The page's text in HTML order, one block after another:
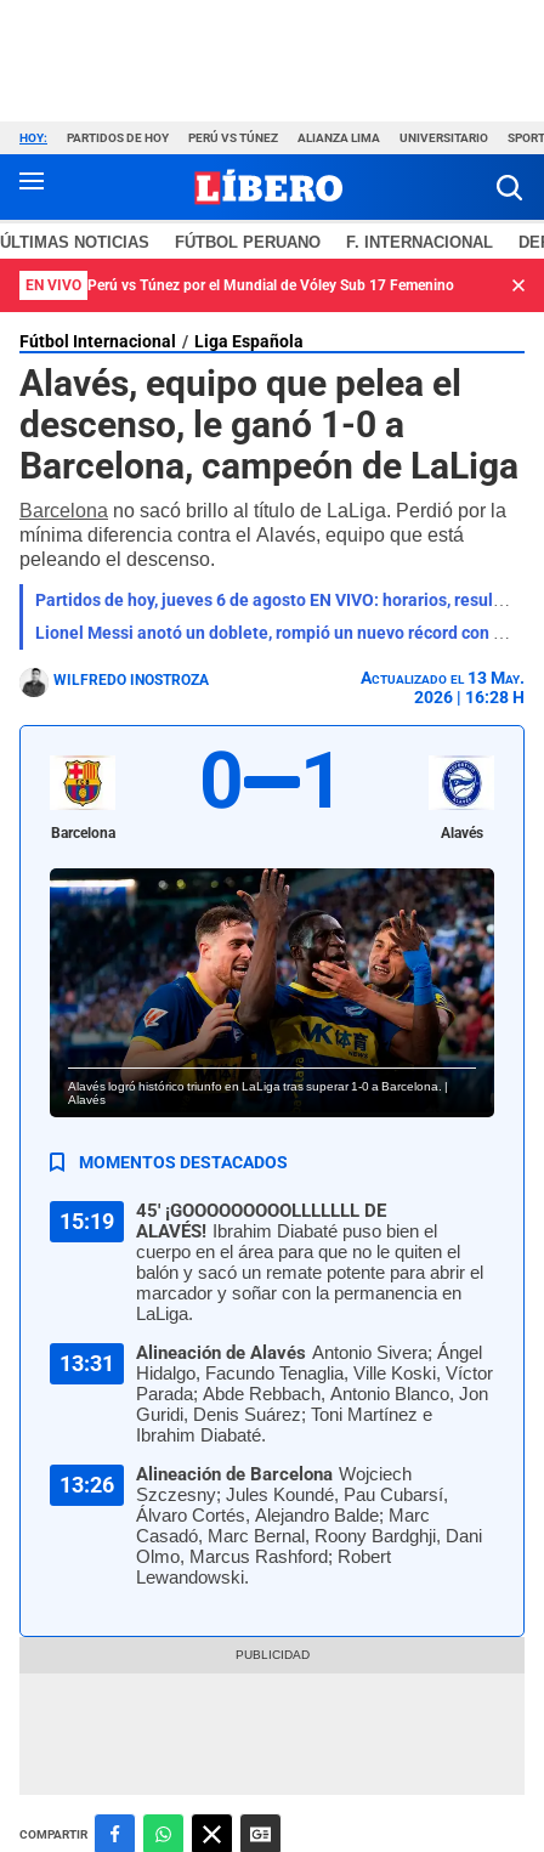
HOY: PARTIDOS DE HOY PERÚ VS TÚNEZ ALIANZA LIMA UNIVERSITARIO
ÚLTIMAS NOTICIAS FÚTBOL PERUANO F. INTERNACIONAL
EN VIVO Perú vs Túnez por el Mundial de Vóley Sub 17 Femenino
Fútbol Internacional Liga Española
Alavés, equipo que pelea el
descenso, le ganó 1-0 a
Barcelona, campeón de LaLiga
Barcelona no sacó brillo al título de LaLiga. Perdió por la
mínima diferencia contra el Alavés, equipo que está
peleando el descenso.
Partidos de hoy, jueves 6 de agosto EN VIVO: horarios, resultados y dónde ver fútbol por TV
Lionel Messi anotó un doblete, rompió un nuevo récord con Inter Miami y se acerca a los 1.000 goles
WILFREDO INOSTROZA
Actualizado el 13 May.
2026 | 16:28 H
Barcelona
0 1
Alavés
Alavés logró histórico triunfo en LaLiga tras superar 1-0 a Barcelona. |
Alavés
MOMENTOS DESTACADOS
15:19
45' ¡GOOOOOOOOOLLLLLLL DE
ALAVÉS! Ibrahim Diabaté puso bien el
cuerpo en el área para que no le quiten el
balón y sacó un remate potente para abrir el
marcador y soñar con la permanencia en
LaLiga.
13:31 Alineación de Alavés Antonio Sivera; Ángel
Hidalgo, Facundo Tenaglia, Ville Koski, Víctor
Parada; Abde Rebbach, Antonio Blanco, Jon
Guridi, Denis Suárez; Toni Martínez e
Ibrahim Diabaté.
13:26 Alineación de Barcelona Wojciech
Szczesny; Jules Koundé, Pau Cubarsí,
Álvaro Cortés, Alejandro Balde; Marc
Casadó, Marc Bernal, Roony Bardghji, Dani
Olmo, Marcus Rashford; Robert
Lewandowski.
COMPARTIR